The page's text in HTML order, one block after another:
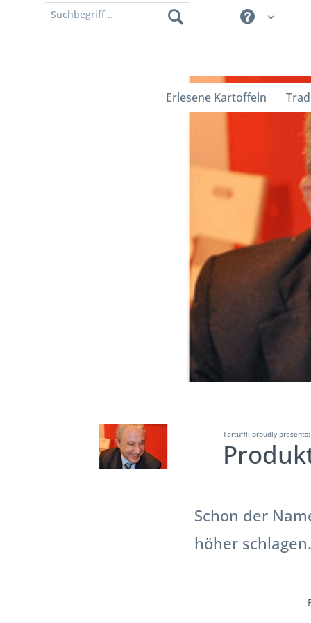
Erlesene Kartoffeln
Tartuffli proudly presents:
Schon der
höher schlagen.